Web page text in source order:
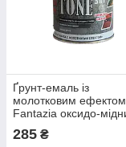
Ґрунт-емаль із
молотковим ефектом
Fantazia оксидо-
285 ₴